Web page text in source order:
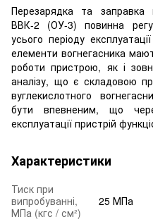
Перезарядка та заправка
ВВК-2 (ОУ-3) повинна
усього періоду
елементи вогнегасника
роботи пристрою, як і
аналізу, що є складовою
вуглекислотного
бути впевненим, що
експлуатації пристрій
Характеристики
Тиск при
випробуванні,
МПа (кгс / см²)
25 МПа